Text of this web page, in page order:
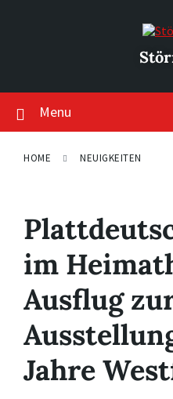
Menu
HOME NEUIGKEITEN
im
Ausflug
Jahre